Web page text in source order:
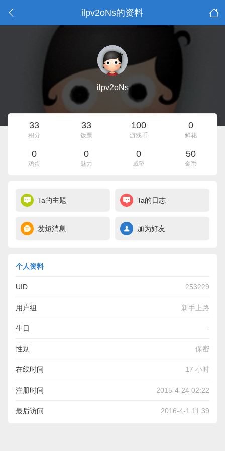
ilpv2oNs的资料
ilpv2oNs
33
积分
33
饭票
100
游戏币
0
鲜花
0
鸡蛋
0
魅力
0
威望
50
金币
Ta的主题 Ta的日志
发短消息 加为好友
个人资料
UID 253229
用户组 新手上路
生日 -
性别 保密
在线时间 17 小时
注册时间 2015-4-24 02:22
最后访问 2016-4-1 11:39